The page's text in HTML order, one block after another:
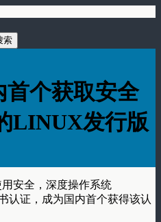
个获取安全
LINUX发行版
安全，深度操作系统
认证，成为国内首个获得该认